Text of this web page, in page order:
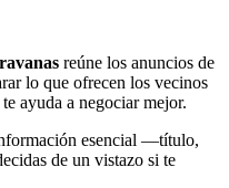
reúne los anuncios de
lo que ofrecen los vecinos
ayuda a negociar mejor.
esencial —título,
de un vistazo si te